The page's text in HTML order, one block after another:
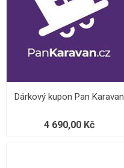
Dárkový kupon Pan Karavan
4 690,00 Kč